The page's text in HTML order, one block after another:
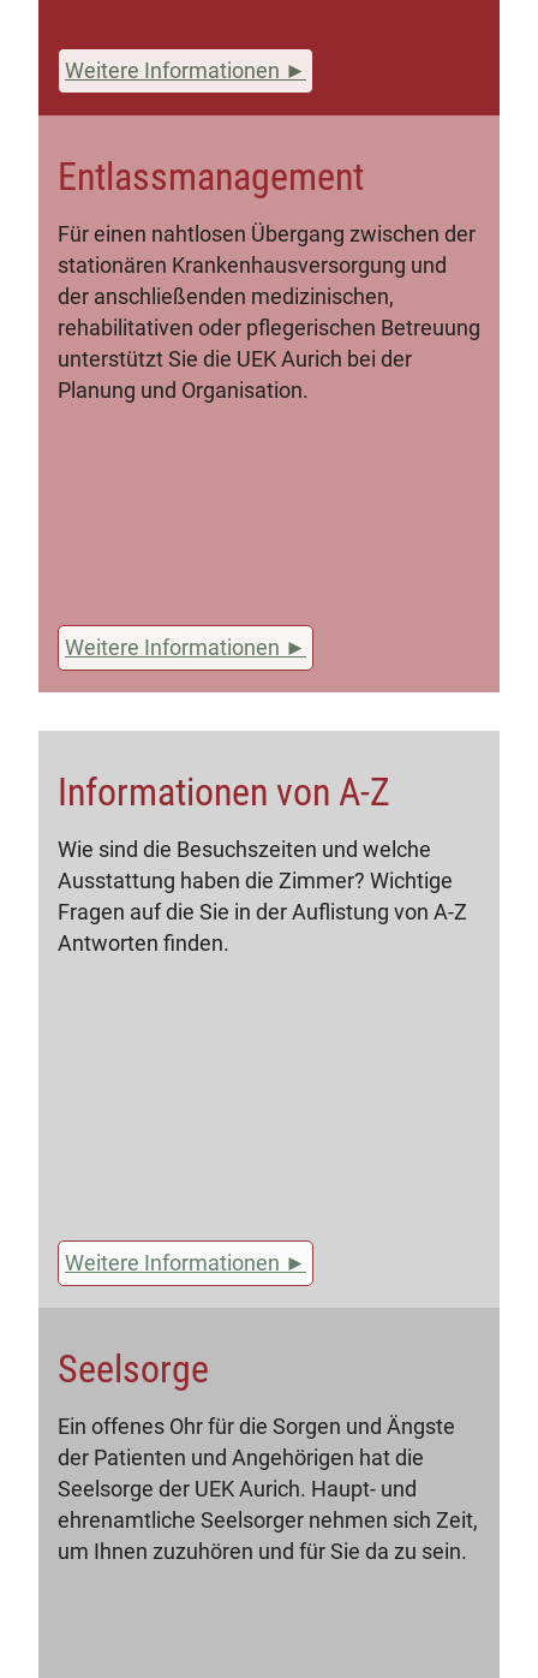
Weitere Informationen
Entlassmanagement
Für einen nahtlosen Übergang zwischen der
stationären Krankenhausversorgung und
der anschließenden medizinischen,
rehabilitativen oder pflegerischen Betreuung
unterstützt Sie die UEK Aurich bei der
Planung und Organisation.
Weitere Informationen
Informationen von A-Z
Wie sind die Besuchszeiten und welche
Ausstattung haben die Zimmer? Wichtige
Fragen auf die Sie in der Auflistung von A-Z
Antworten finden.
Weitere Informationen
Seelsorge
Ein offenes Ohr für die Sorgen und Ängste
der Patienten und Angehörigen hat die
Seelsorge der UEK Aurich. Haupt- und
ehrenamtliche Seelsorger nehmen sich Zeit,
um Ihnen zuzuhören und für Sie da zu sein.